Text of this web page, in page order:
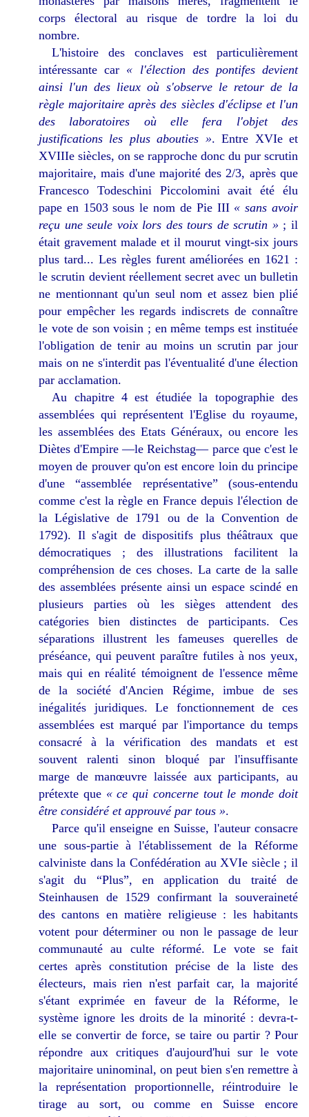
corps électoral au risque de tordre la loi du
nombre.
L'histoire des conclaves est particulièrement
intéressante car « l'élection des pontifes devient
ainsi l'un des lieux où s'observe le retour de la
règle majoritaire après des siècles d'éclipse et l'un
des laboratoires où elle fera l'objet des
justifications les plus abouties ». Entre XVIe et
XVIIIe siècles, on se rapproche donc du pur scrutin
majoritaire, mais d'une majorité des 2/3, après que
Francesco Todeschini Piccolomini avait été élu
pape en 1503 sous le nom de Pie III « sans avoir
reçu une seule voix lors des tours de scrutin » ; il
était gravement malade et il mourut vingt-six jours
plus tard... Les règles furent améliorées en 1621 :
le scrutin devient réellement secret avec un bulletin
ne mentionnant qu'un seul nom et assez bien plié
pour empêcher les regards indiscrets de connaître
le vote de son voisin ; en même temps est instituée
l'obligation de tenir au moins un scrutin par jour
mais on ne s'interdit pas l'éventualité d'une élection
par acclamation.
Au chapitre 4 est étudiée la topographie des
assemblées qui représentent l'Eglise du royaume,
les assemblées des Etats Généraux, ou encore les
Diètes d'Empire —le Reichstag— parce que c'est le
moyen de prouver qu'on est encore loin du principe
d'une “assemblée représentative” (sous-entendu
comme c'est la règle en France depuis l'élection de
la Législative de 1791 ou de la Convention de
1792). Il s'agit de dispositifs plus théâtraux que
démocratiques ; des illustrations facilitent la
compréhension de ces choses. La carte de la salle
des assemblées présente ainsi un espace scindé en
plusieurs parties où les sièges attendent des
catégories bien distinctes de participants. Ces
séparations illustrent les fameuses querelles de
préséance, qui peuvent paraître futiles à nos yeux,
mais qui en réalité témoignent de l'essence même
de la société d'Ancien Régime, imbue de ses
inégalités juridiques. Le fonctionnement de ces
assemblées est marqué par l'importance du temps
consacré à la vérification des mandats et est
souvent ralenti sinon bloqué par l'insuffisante
marge de manœuvre laissée aux participants, au
prétexte que « ce qui concerne tout le monde doit
être considéré et approuvé par tous ».
Parce qu'il enseigne en Suisse, l'auteur consacre
une sous-partie à l'établissement de la Réforme
calviniste dans la Confédération au XVIe siècle ; il
s'agit du “Plus”, en application du traité de
Steinhausen de 1529 confirmant la souveraineté
des cantons en matière religieuse : les habitants
votent pour déterminer ou non le passage de leur
communauté au culte réformé. Le vote se fait
certes après constitution précise de la liste des
électeurs, mais rien n'est parfait car, la majorité
s'étant exprimée en faveur de la Réforme, le
système ignore les droits de la minorité : devra-t-
elle se convertir de force, se taire ou partir ? Pour
répondre aux critiques d'aujourd'hui sur le vote
majoritaire uninominal, on peut bien s'en remettre à
la représentation proportionnelle, réintroduire le
tirage au sort, ou comme en Suisse encore